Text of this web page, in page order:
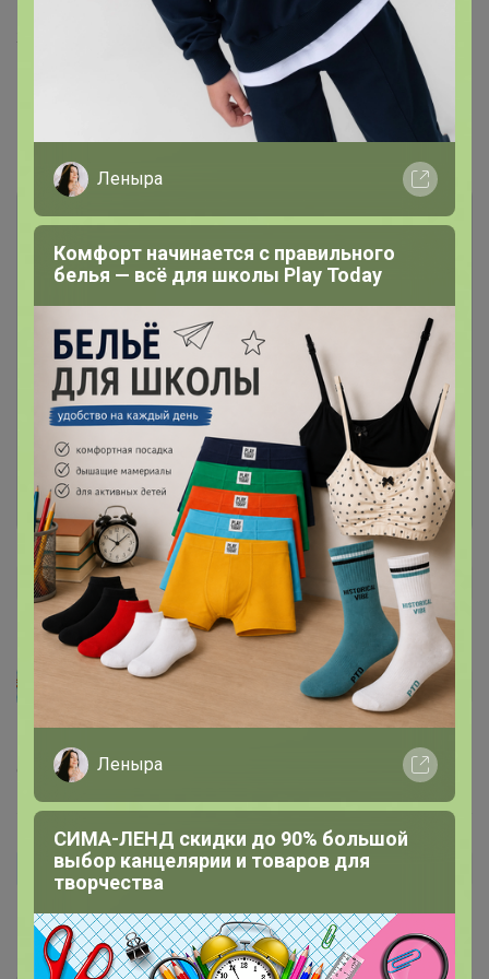
Мантикейра фазенда Исидро Перейра, Бразилия
желтый бурбон Носса-Сеньора-де-Фатима
Комментарии 5
Чтобы написать комментарий необходимо
авторизоваться на сайте!
Это займет меньше минуты
Войти Зарегистрироваться
OlgaЕгова Автор уже получил заказ!
9 апреля, 2023 21:20
JS Автор уже получил заказ!
Отличный кофе. Выпила упаковку - глазом не моргнув.
Для капучино - само то!
Леныра
Комфорт начинается с правильного
белья — всё для школы Play Today
Леныра
СИМА-ЛЕНД скидки до 90% большой
выбор канцелярии и товаров для
творчества